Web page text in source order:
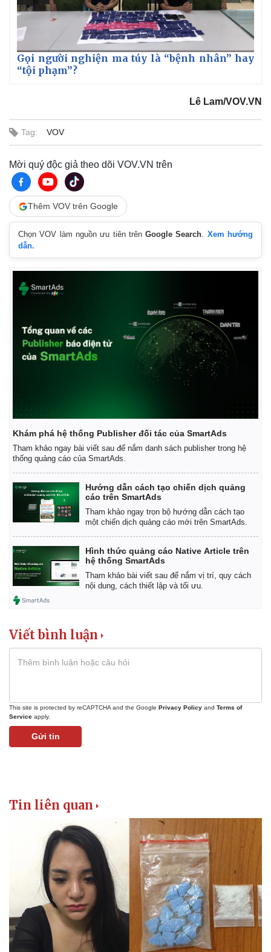
Tin nóng
Tư vấn luật
Việt Nam
Gọi người nghiện ma túy là “bệnh nhân” hay
“tội phạm”?
Lê Lam/VOV.VN
Tag: VOV
Mời quý độc giả theo dõi VOV.VN trên
Thêm VOV trên Google
Chọn VOV làm nguồn ưu tiên trênGoogle Search. Xem hướng
dẫn.
Khám phá hệ thống Publisher đối tác của SmartAds
Tham khảo ngay bài viết sau để nắm danh sách publisher trong hệ
thống quảng cáo của SmartAds.
Hướng dẫn cách tạo chiến dịch quảng
cáo trên SmartAds
Tham khảo ngay trọn bộ hướng dẫn cách tạo
một chiến dịch quảng cáo mới trên SmartAds.
Hình thức quảng cáo Native Article trên
hệ thống SmartAds
Tham khảo bài viết sau để nắm vị trí, quy cách
nội dung, cách thiết lập và tối ưu.
Viết bình luận
This site is protected by reCAPTCHA and the Google Privacy Policy and Terms of
Service apply.
Gửi tin
Tin liên quan